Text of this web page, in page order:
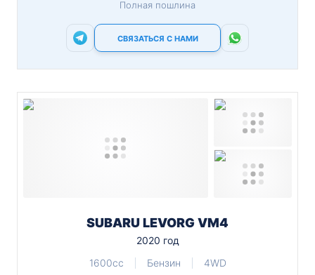
Полная пошлина
СВЯЗАТЬСЯ С НАМИ
SUBARU LEVORG VM4
2020 год
1600cc
Бензин 4WD